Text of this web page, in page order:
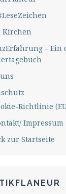
Kirchen
– Ein
Richtlinie
Impressum
zur Startseite